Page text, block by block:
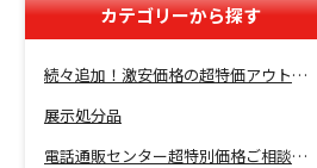
カテゴリーから探す
続々追加！激安価格の超特価アウトレットセール開催！
展示処分品
電話通販センター超特別価格ご相談コーナー！